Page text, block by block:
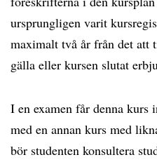
ursprungligen varit
maximalt två år från det att
gälla eller kursen slutat
I en examen får denna kurs
med en annan kurs med
bör studenten konsultera